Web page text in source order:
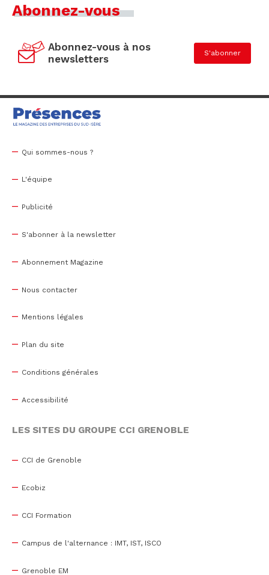
Abonnez-vous
Abonnez-vous à nos
newsletters
S'abonner
Qui sommes-nous ?
L'équipe
Publicité
S'abonner à la newsletter
Abonnement Magazine
Nous contacter
Mentions légales
Plan du site
Conditions générales
Accessibilité
LES SITES DU GROUPE CCI GRENOBLE
CCI de Grenoble
Ecobiz
CCI Formation
Campus de l'alternance : IMT, IST, ISCO
Grenoble EM